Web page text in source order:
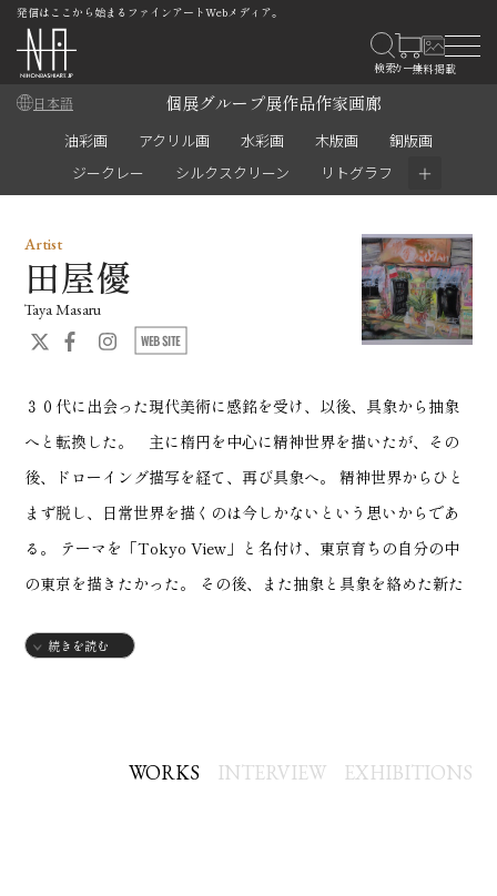
発信はここから始まるファインアートWebメディア。
日本語 個展グループ展作品作家画廊
油彩画 アクリル画 水彩画 木版画
銅版画
ジークレー
シルクスクリーン リトグラフ ＋
３０代に出会った現代美術に感銘を受け、以後、具象から抽象
へと転換した。 主に楕円を中心に精神世界を描いたが、その
後、ドローイング描写を経て、再び具象へ。 精神世界からひと
まず脱し、日常世界を描くのは今しかないという思いからであ
る。 テーマを「Tokyo View」と名付け、東京育ちの自分の中
の東京を描きたかった。 その後、また抽象と具象を絡めた新た
「Tokyo View」をテーマにした時代の絵である。
家 田谷映周（東京美術学校（現東京芸術大学）・マドラス美
続きを読む
Artist
田屋優
Taya Masaru
WORKS INTERVIEW EXHIBITIONS